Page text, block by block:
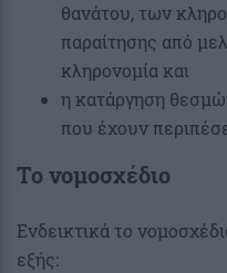
θανάτου, των
παραίτησης από
κληρονομία και
η κατάργηση
που έχουν
Το νομοσχέδιο
Ενδεικτικά το
εξής: